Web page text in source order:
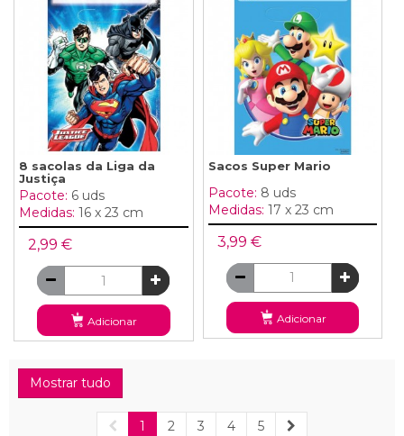
8 sacolas da Liga da
Justiça
Pacote: 6 uds
Medidas: 16 x 23 cm
2,99 €
Adicionar
Sacos Super Mario
Pacote: 8 uds
Medidas: 17 x 23 cm
3,99 €
Adicionar
Mostrar tudo
1 2 3 4 5